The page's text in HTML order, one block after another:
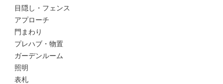
目隠し・フェンス
アプローチ
門まわり
プレハブ・物置
ガーデンルーム
照明
表札